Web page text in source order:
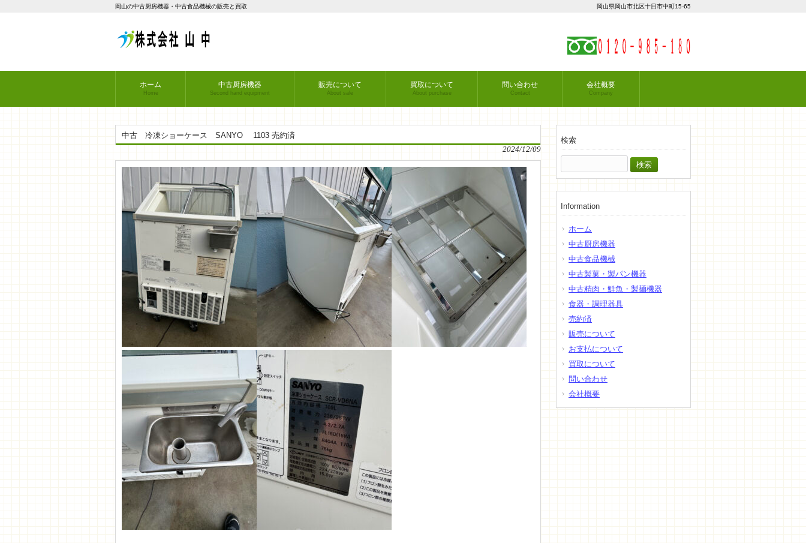
岡山の中古厨房機器・中古食品機械の販売と買取 岡山県岡山市北区十日市中町15-65
ホーム
Home
中古厨房機器
Second hand equipment
販売について
About sale
買取について
About purchase
問い合わせ
Contact
会社概要
Company
中古 冷凍ショーケース SANYO 1103 売約済
2024/12/09
検索
索:
Information
ホーム
中古厨房機器
中古食品機械
中古製菓・製パン機器
中古精肉・鮮魚・製麺機器
食器・調理器具
売約済
販売について
お支払について
買取について
問い合わせ
会社概要